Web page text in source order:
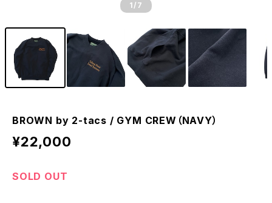
1 /7
BROWN by 2-tacs / GYM CREW（NAVY）
¥22,000
SOLD OUT